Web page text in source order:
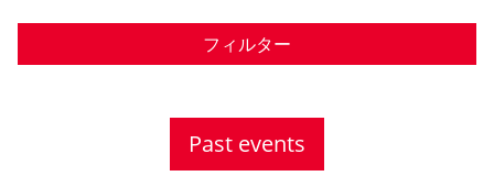
フィルター
Past events